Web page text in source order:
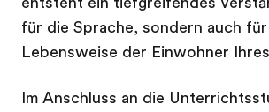
für die Sprache, sondern auch
Lebensweise der Einwohner
Im Anschluss an die